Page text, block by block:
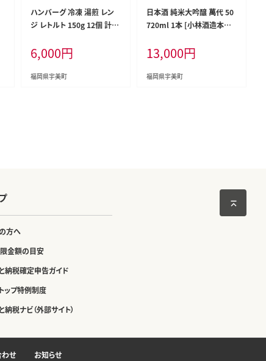
ハンバーグ 冷凍 湯煎 レン
ジ レトルト 150g 12個 計1.
町 um40bak830013] デミ
グラス ソース付き 温めるだ
け 小分け 個包装 湯せん 冷
6,000円
福岡県宇美町
日本酒 純米大吟醸 萬代 50
720ml 1本 [小林酒造本店
0000] 純米酒 酒 お酒 山田
錦 フルーティ
13,000円
福岡県宇美町
方へ
金額の目安
納税確定申告ガイド
ップ特例制度
納税ナビ（外部サイト）
せ お知らせ